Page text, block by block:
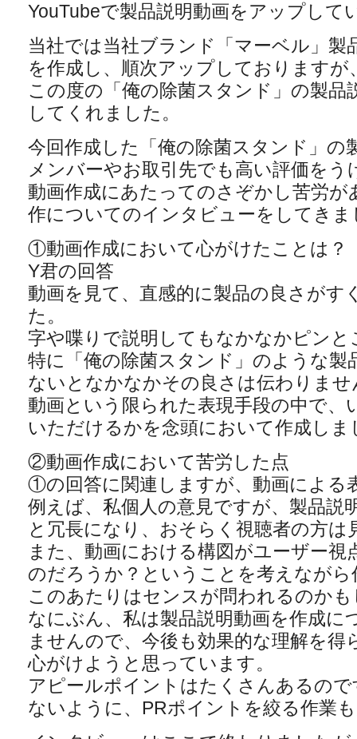
YouTubeで製品説明動画をアップして
当社では当社ブランド「マーベル」製
を作成し、順次アップしておりますが
この度の「俺の除菌スタンド」の製品
してくれました。
今回作成した「俺の除菌スタンド」の
メンバーやお取引先でも高い評価をう
動画作成にあたってのさぞかし苦労が
作についてのインタビューをしてきま
①動画作成において心がけたことは？
Y君の回答
動画を見て、直感的に製品の良さがす
た。
字や喋りで説明してもなかなかピン
特に「俺の除菌スタンド」のような製
ないとなかなかその良さは伝わりませ
動画という限られた表現手段の中で、
いただけるかを念頭において作成しま
②動画作成において苦労した点
①の回答に関連しますが、動画による
例えば、私個人の意見ですが、製品説
と冗長になり、おそらく視聴者の方
また、動画における構図がユーザー
のだろうか？ということを考えながら
このあたりはセンスが問われるのか
なにぶん、私は製品説明動画を作成に
ませんので、今後も効果的な理解を得
心がけようと思っています。
アピールポイントはたくさんあるの
ないように、PRポイントを絞る作業